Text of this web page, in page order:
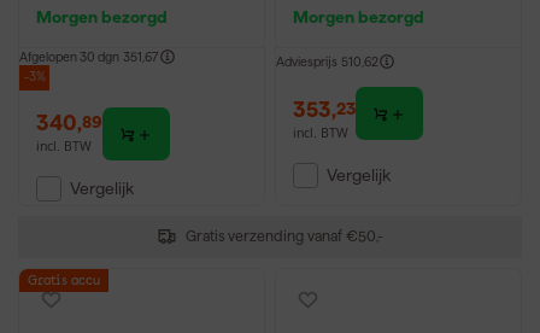
Gratis verzending vanaf €50,-
Morgen bezorgd
Afgelopen 30 dgn 351,67
-3%
340,89
incl. BTW
Vergelijk
Morgen bezorgd
Adviesprijs 510,62
353,23
incl. BTW
Vergelijk
Gratis accu